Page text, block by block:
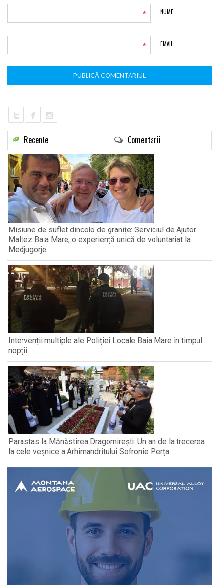
NUME
*
EMAIL
*
Recente Comentarii
Misiune de suflet dincolo de granițe: Serviciul de Ajutor
Maltez Baia Mare, o experiență unică de voluntariat la
Medjugorje
Intervenții multiple ale Poliției Locale Baia Mare în timpul
nopții
Parastas la Mănăstirea Dragomirești: Un an de la trecerea
la cele veșnice a Arhimandritului Sofronie Perța